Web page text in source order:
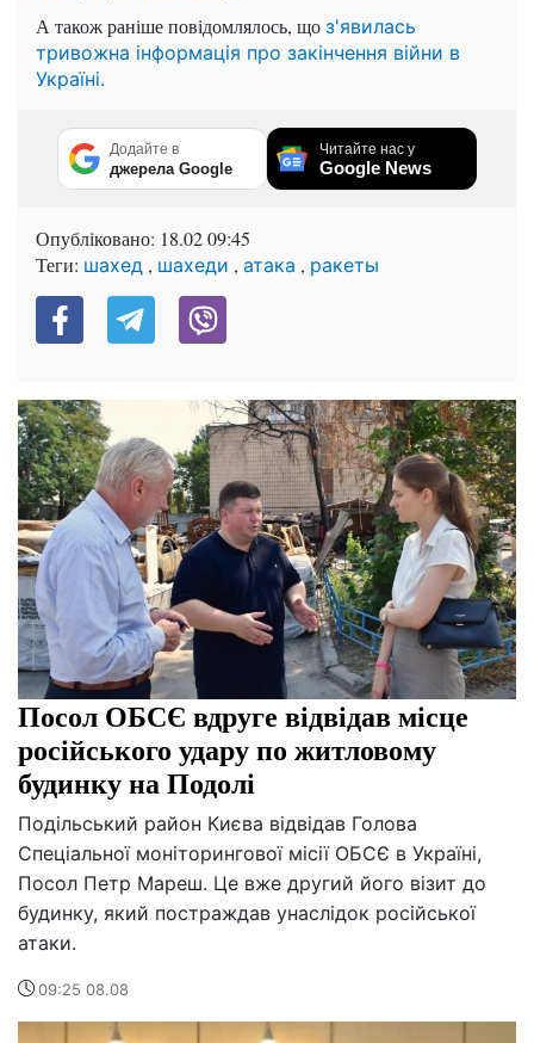
А також раніше повідомлялось, що з'явилась
тривожна інформація про закінчення війни в
Україні.
Додайте в
джерела Google
Читайте нас у
Google News
Опубліковано: 18.02 09:45
Теги: шахед , шахеди , атака , ракеты
Посол ОБСЄ вдруге відвідав місце
російського удару по житловому
будинку на Подолі
Подільський район Києва відвідав Голова
Спеціальної моніторингової місії ОБСЄ в Україні,
Посол Петр Мареш. Це вже другий його візит до
будинку, який постраждав унаслідок російської
атаки.
09:25 08.08